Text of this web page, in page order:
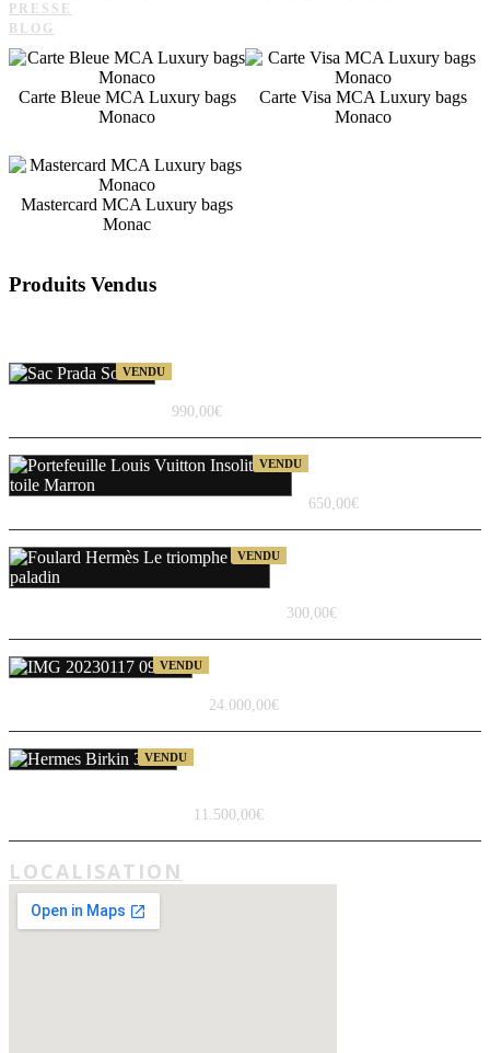
PRESSE
BLOG
Carte Bleue MCA Luxury bags
Monaco
Carte Visa MCA Luxury bags
Monaco
Mastercard MCA Luxury bags
Monac
Produits Vendus
VENDU
990,00€
VENDU
650,00€
VENDU
300,00€
VENDU
24.000,00€
VENDU
11.500,00€
LOCALISATION